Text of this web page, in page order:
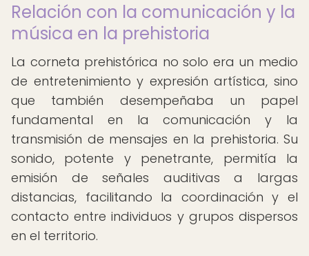
Relación con la comunicación y la
música en la prehistoria
La corneta prehistórica no solo era un medio
de entretenimiento y expresión artística, sino
que también desempeñaba un papel
fundamental en la comunicación y la
transmisión de mensajes en la prehistoria. Su
sonido, potente y penetrante, permitía la
emisión de señales auditivas a largas
distancias, facilitando la coordinación y el
contacto entre individuos y grupos dispersos
en el territorio.